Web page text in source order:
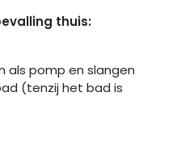
thuis:
als pomp en slangen
(tenzij het bad is